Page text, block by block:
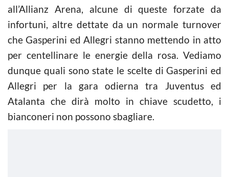
all’Allianz Arena, alcune di queste forzate da
infortuni, altre dettate da un normale turnover
che Gasperini ed Allegri stanno mettendo in atto
per centellinare le energie della rosa. Vediamo
dunque quali sono state le scelte di Gasperini ed
Allegri per la gara odierna tra Juventus ed
Atalanta che dirà molto in chiave scudetto, i
bianconeri non possono sbagliare.